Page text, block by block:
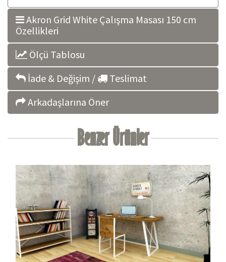
Akron Grid White Çalışma Masası 150 cm
Özellikleri
Ölçü Tablosu
İade & Değişim /
Teslimat
Arkadaşlarına Öner
Benzer Ürünler